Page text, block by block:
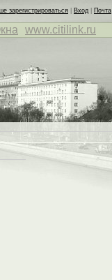
зарегистрироваться Вход Почта
www.citilink.ru